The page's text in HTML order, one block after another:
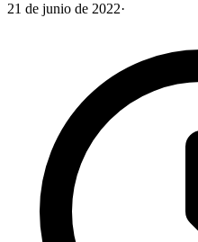
21 de junio de 2022·